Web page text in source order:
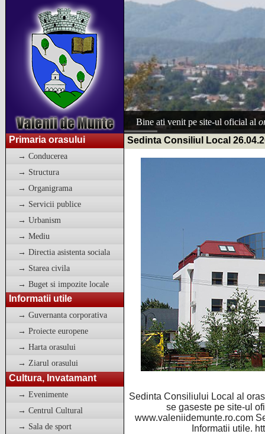
Bine ati venit pe site-ul oficial al
Primaria orasului
→ Conducerea
→ Structura
→ Organigrama
→ Servicii publice
→ Urbanism
→ Mediu
→ Directia asistenta sociala
→ Starea civila
→ Buget si impozite locale
Informatii utile
→ Guvernanta corporativa
→ Proiecte europene
→ Harta orasului
→ Ziarul orasului
Cultura, Invatamant
→ Evenimente
→ Centrul Cultural
→ Sala de sport
Sedinta Consiliul Local
Sedinta Consiliului Local al
se gaseste pe site-ul
www.valeniidemunte.ro.com
Informatii utile.